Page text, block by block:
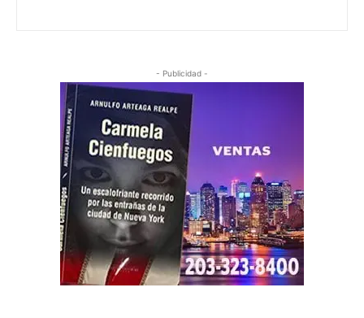
- Publicidad -